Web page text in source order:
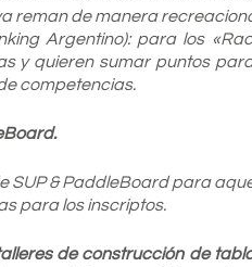
reman de manera
Argentino): para los
y quieren sumar puntos
competencias.
SUP & PaddleBoard para
para los inscriptos.
de construcción de